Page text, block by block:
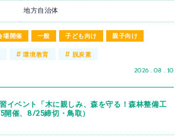
場開催 一般 子ども向け 親子向け
2026 . 08 . 10
地方自治体
#環境教育 # 脱炭素
イベント「木に親しみ、森を守る！森林整備工
催、8/25締切・鳥取）